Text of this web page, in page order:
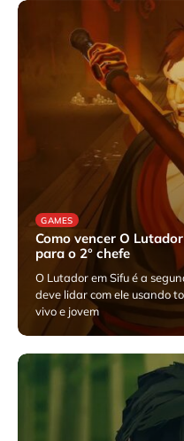
GAMES
Como vencer O
para o 2° chefe
O Lutador em Sifu é a
deve lidar com ele usando
vivo e jovem
julho 18, 2025